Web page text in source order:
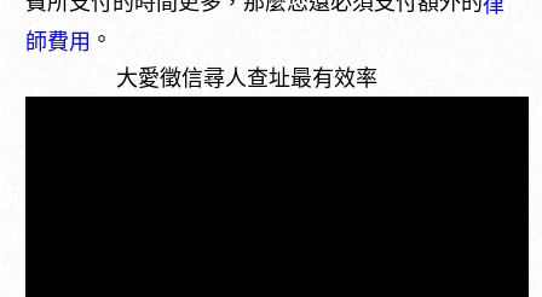
師費用 。
大愛徵信尋人查址最有效率